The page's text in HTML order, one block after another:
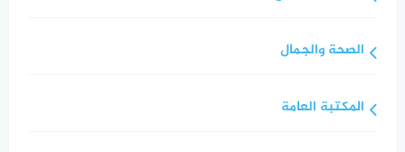
الصحة والجمال
المكتبة العامة